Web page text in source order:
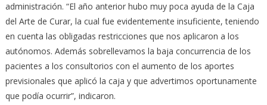
administración. “El año anterior hubo muy poca ayuda de la Caja
del Arte de Curar, la cual fue evidentemente insuficiente, teniendo
en cuenta las obligadas restricciones que nos aplicaron a los
autónomos. Además sobrellevamos la baja concurrencia de los
pacientes a los consultorios con el aumento de los aportes
previsionales que aplicó la caja y que advertimos oportunamente
que podía ocurrir”, indicaron.